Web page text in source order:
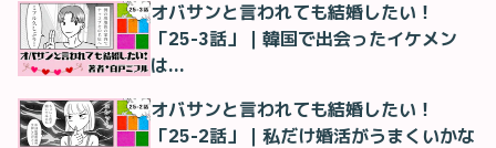
オバサンと言われても結婚したい！
「25-3話」｜韓国で出会ったイケメン
は…
オバサンと言われても結婚したい！
「25-2話」｜私だけ婚活がうまくいかな